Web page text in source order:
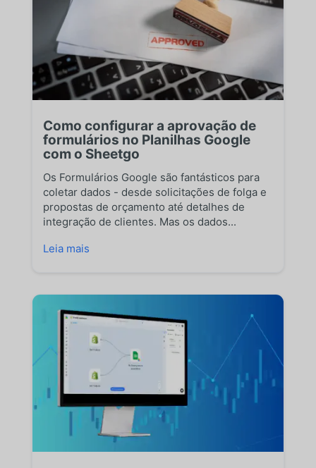
Como configurar a aprovação de
formulários no Planilhas Google
com o Sheetgo
Os Formulários Google são fantásticos para
coletar dados - desde solicitações de folga e
propostas de orçamento até detalhes de
integração de clientes. Mas os dados...
Leia mais